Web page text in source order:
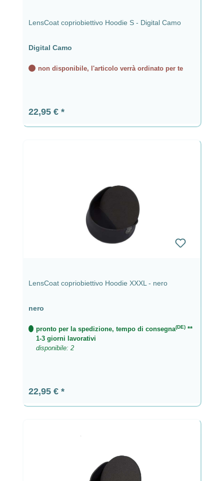
LensCoat copriobiettivo Hoodie S - Digital Camo
Digital Camo
non disponibile, l'articolo verrà ordinato per te
Prezzo normale:
22,95 €
LensCoat copriobiettivo Hoodie XXXL - nero
nero
pronto per la spedizione, tempo di consegna(DE) **
1-3 giorni lavorativi
disponibile: 2
Prezzo normale:
22,95 €